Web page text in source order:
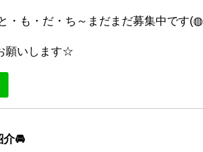
・も・だ・ち～まだまだ募集中です(◍
願いします☆
介🚘